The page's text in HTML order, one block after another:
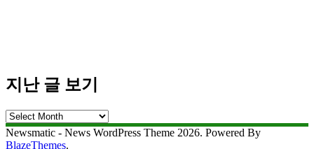
지난 글 보기
지
난
글
Newsmatic - News WordPress Theme 2026. Powered By
BlazeThemes.